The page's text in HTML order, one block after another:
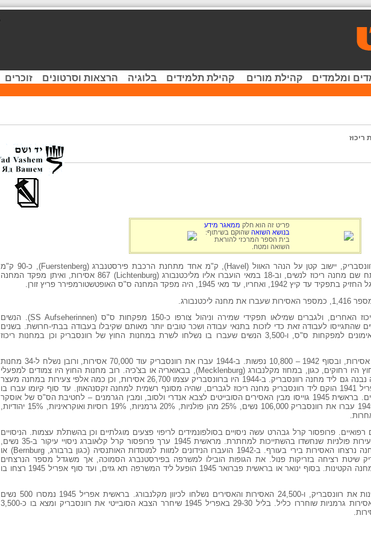
ומלמדים קהילת מורים קהילת תלמידים בלוגיה הרצאות וסרטונים זוכרים
ריכוז
פריט זה הוא חלק ממאגר מידע
בנושא השואה שהוקם בשיתוף:
בית הספר המרכזי להוראת
השואה ומטח.
(Ravensbrueck). מחנה ריכוז ליד רוונסבריק, יישוב קטן על הנהר האוול (Havel), ק"מ אחד מתחנת הרכבת פירסטנברג (Fuerstenberg), כ-90 ק"מ
מצפון לברלין. ב-15 במאי 1939 נפתח שם מחנה ריכוז לנשים, וב-18 במאי הועברו אליו מליכטנבורג (Lichtenburg) 867 אסירות, ואיתן מפקד המחנה
היה מפקד המחנה ס"ס האופטשטורמפירר פריץ זורן.
מבנה המחנה היה כשל מחנות הריכוז האחרים, ולגברים שמילאו תפקידי שמירה וניהול צורפו כ-150 מפקחות ס"ס (SS Aufseherinnen). הנשים
שהתגייסו לעבודה זאת כדי לזכות בתנאי עבודה ושכר טובים יותר מאותם שקיבלו בעבודה בבתי-חרושת. בשנים
1942-1943 היה ברוונסבריק בסיס אימונים למפקחות ס"ס, ו-3,500 הנשים שעברו בו נשלחו לשרת במחנות החוץ של רוונסבריק וכן במחנות ריכוז
בסוף 1939 היו ברוונסבריק כ-2,000 אסירות, ובסוף 1942 – 10,800 נפשות. ב-1944 עברו את רוונסבריק עוד 70,000 אסירות, ורובן נשלח ל-34 מחנות
חוץ של רוונסבריק. כמה ממחנות החוץ היו רחוקים, כגון, במחוז מקלנבורג (Mecklenburg), בבאואריה או בצ'כיה. רוב מחנות החוץ היו צמודים למפעלי
התעשייה הצבאית, ואיזור תעשייה כזה נבנה גם ליד מחנה רוונסבריק. ב-1944 היו ברוונסבריק עצמו 26,700 אסירות, וכן כמה אלפי צעירות במחנה מעצר
לקטינות Jugendschutzlager)). מאפריל 1941 הוקם ליד רוונסבריק מחנה ריכוז לגברים, שהיה מסונף רשמית למחנה זקסנהאוזן. עד סוף קיומו עברו בו
כ-20,000 אסירים, כ-16% מהם יהודים. בראשית 1945 גוייסו מבין האסירים הסובייטים לצבא אנדרי ולסוב, ומבין הגרמנים – לחטיבת הס"ס של אוסקר
פאול דירלונגר. עד ראשית פברואר 1945 עברו את רוונסבריק 106,000 נשים, 25% מהן פולניות, 20% גרמניות, 19% רוסיות ואוקראיניות, 15% יהודיות,
ניסויים רפואיים. פרופסור קרל גבהרט עשה ניסויים בסולפונמידים לריפוי פצעים מוגלתיים וכן בהשתלת עצמות. הניסויים
נערכו על יותר מ-74 אסירות, רובן צעירות פולניות שנחשדו בהשתייכות למחתרת. מראשית 1945 ערך פרופסור קרל קלאוברג ניסויי עיקור ב-35 נשים,
רובן צועניות. בראשית קיומו של המחנה נרצחו האסירות בירי בעורף. ב-1942 הועברו הנידונים למוות למוסדות האותנסיה (כגון ברבורג, Bernburg) או
שיטת רציחה בזריקות פנול. את הגופות הובילו למשרפה בפירסטנברג הסמוכה, אך משגדל מספר הנרצחים
הופעלה באפריל 1943 משרפה ליד מחנה הקטינות. בסוף ינואר או בראשית פברואר 1945 הופעל ליד המשרפה תא גזים, ועד סוף אפריל 1945 רצחו בו
בסוף מרס 1945 ניתנה ההוראה לפנות את רוונסבריק, ו-24,500 האסירות והאסירים נשלחו לכיוון מקלנבורג. בראשית אפריל 1945 נמסרו 500 נשים
לצלב האדום השוודי והדני, ו-2,500 אסירות גרמניות שוחררו כליל. בליל 29-30 באפריל 1945 שיחרר הצבא הסובייטי את רוונסבריק ומצא בו כ-3,500